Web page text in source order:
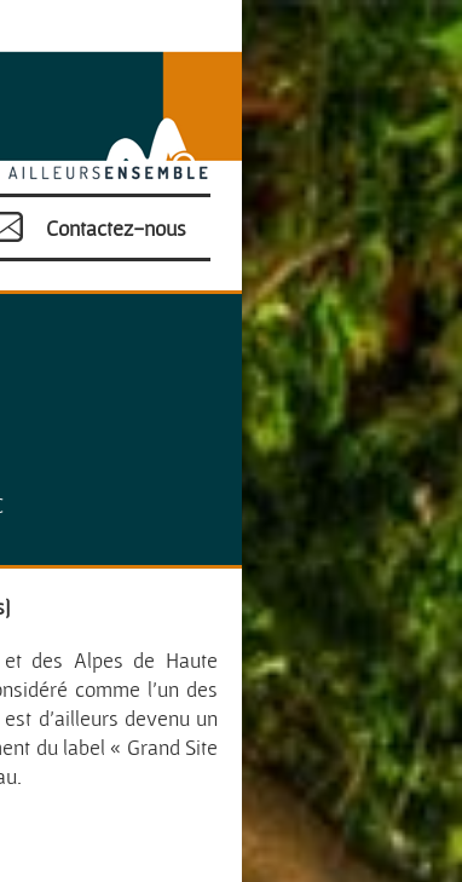
Contactez-nous
des Alpes de Haute
comme l’un des
d’ailleurs devenu un
du label « Grand Site